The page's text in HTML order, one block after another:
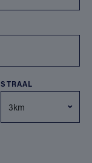
STRAAL